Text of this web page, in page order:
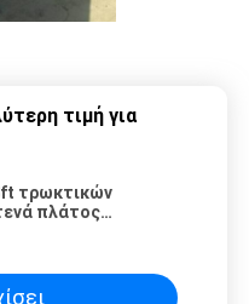
τιμή για
τρωκτικών
πλάτος